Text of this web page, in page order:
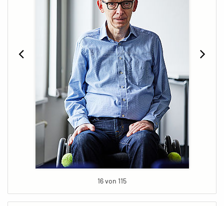
16 von 115